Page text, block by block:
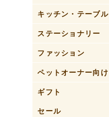
キッチン・テーブル
ステーショナリー
ファッション
ペットオーナー向け
ギフト
セール